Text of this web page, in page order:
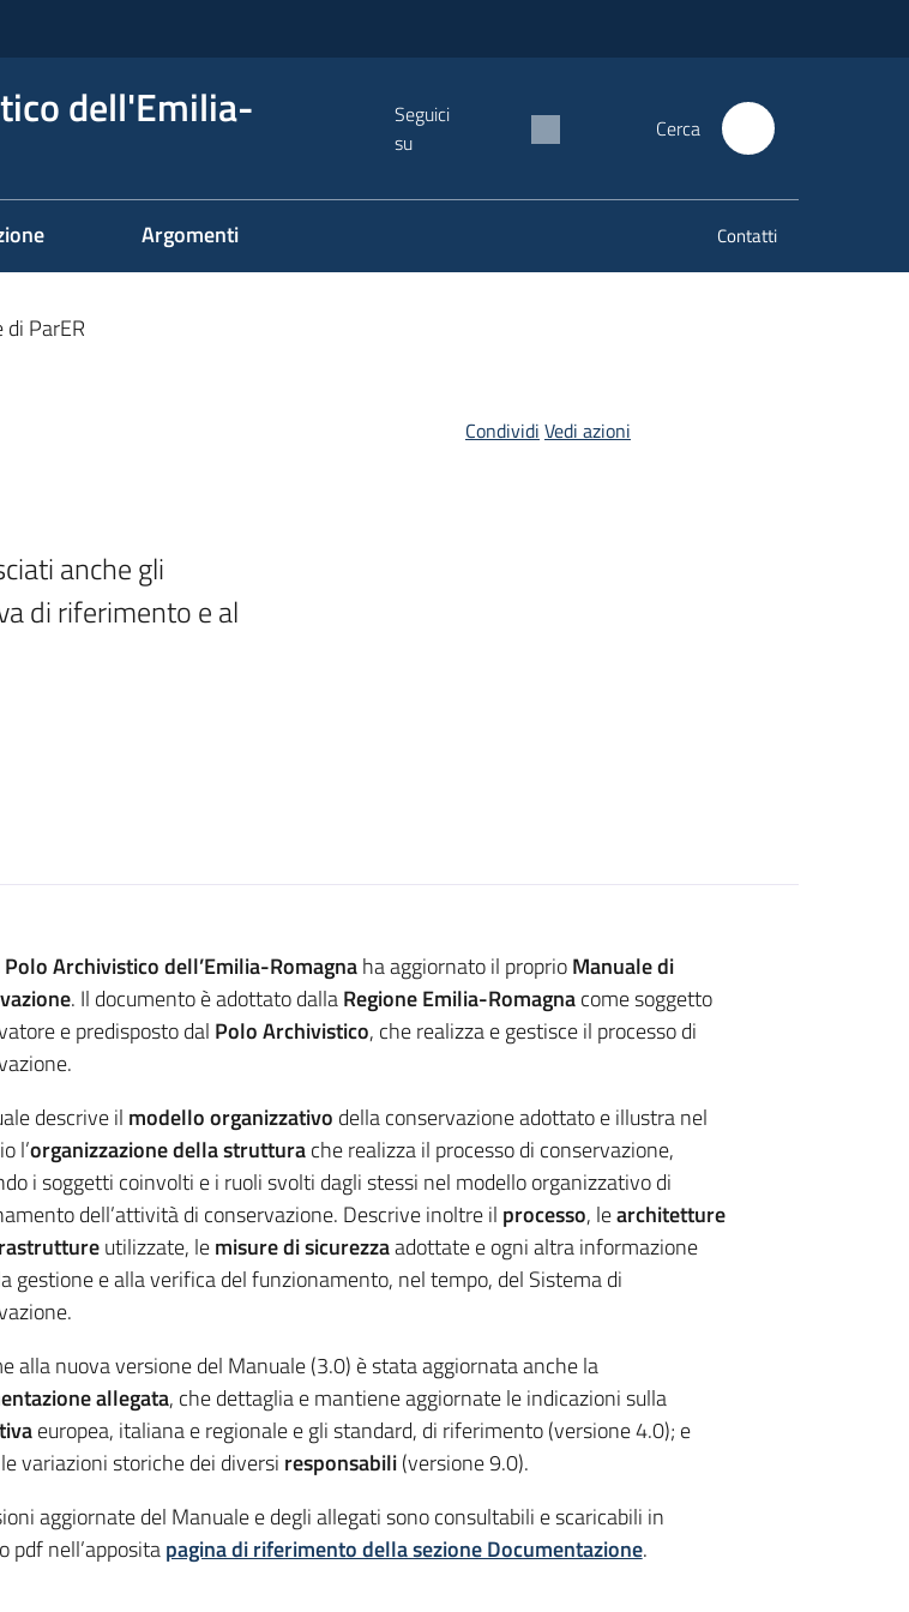
dell'Emilia-
Seguici
su
Cerca
Argomenti Contatti
ParER
anche gli
di riferimento e al
Condividi Vedi azioni
Polo Archivistico dell’Emilia-Romagnaha aggiornato il proprioManuale di
. Il documento è adottato dallaRegione Emilia-Romagnacome soggetto
e predisposto dal Polo Archivistico, che realizza e gestisce il processo di
descrive il modello organizzativo della conservazione adottato e illustra nel
l’organizzazione della strutturache realizza il processo di conservazione,
i soggetti coinvolti e i ruoli svolti dagli stessi nel modello organizzativo di
dell’attività di conservazione. Descrive inoltre il processo, learchitetture
utilizzate, lemisure di sicurezzaadottate e ogni altra informazione
gestione e alla verifica del funzionamento, nel tempo, del Sistema di
alla nuova versione del Manuale (3.0) è stata aggiornata anche la
allegata, che dettaglia e mantiene aggiornate le indicazioni sulla
europea, italiana e regionale e gli standard, di riferimento (versione 4.0); e
variazioni storiche dei diversi responsabili(versione 9.0).
aggiornate del Manuale e degli allegati sono consultabili e scaricabili in
pdf nell’appositapagina di riferimento della sezione Documentazione.